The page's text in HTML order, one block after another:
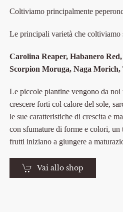
Coltiviamo principalmente
Le principali varietà che coltiviamo
Carolina Reaper, Habanero Red,
Scorpion Moruga, Naga Morich,
Le piccole piantine vengono da noi
crescere forti col calore del sole,
le sue caratteristiche di crescita e
con sfumature di forme e colori,
frutti iniziano a giungere a
Vai allo shop